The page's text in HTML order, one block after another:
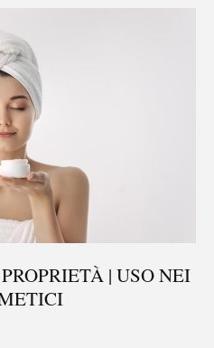
| USO NEI